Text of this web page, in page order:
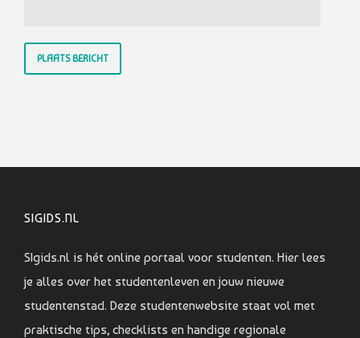
SIGIDS.NL
SIgids.nl is hét online portaal voor studenten. Hier lees
je alles over het studentenleven en jouw nieuwe
studentenstad. Deze studentenwebsite staat vol met
praktische tips, checklists en handige regionale